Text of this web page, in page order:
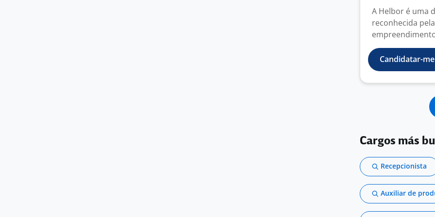
A Helbor é uma
reconhecida
Candidatar-me
Cargos más
Recepcionista
Auxiliar de